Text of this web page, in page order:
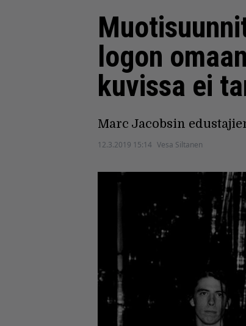
logon
kuvissa ei
Marc Jacobsin
12.3.2019 15:14 Vesa Siltanen